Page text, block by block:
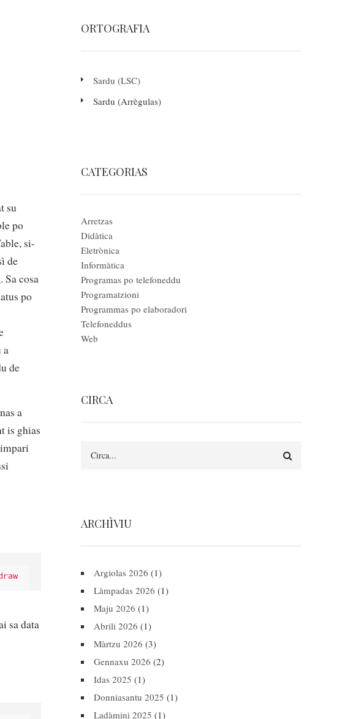
su
po
si-
de
. Sa cosa
po
a
de
a
is ghias
sa data
ORTOGRAFIA
Sardu (LSC)
Sardu (Arrègulas)
CATEGORIAS
Arretzas
Didàtica
Eletrònica
Informàtica
Programas po telefoneddu
Programatzioni
Programmas po elaboradori
Telefoneddus
Web
CIRCA
ARCHÌVIU
Argiolas 2026 (1)
Làmpadas 2026 (1)
Maju 2026 (1)
Abrili 2026 (1)
Màrtzu 2026 (3)
Gennaxu 2026 (2)
Idas 2025 (1)
Donniasantu 2025 (1)
Ladàmini 2025 (1)